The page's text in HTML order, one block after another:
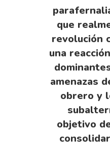
que
revolución
una
amenazas
obrero y
objetivo